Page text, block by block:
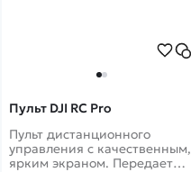
Пульт DJI RC Pro
Пульт дистанционного
управления с качественным,
ярким экраном. Передает